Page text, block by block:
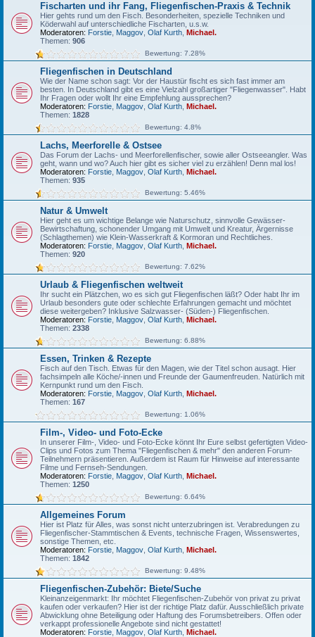
Fischarten und ihr Fang, Fliegenfischen-Praxis & Technik
Hier gehts rund um den Fisch. Besonderheiten, spezielle Techniken und
Köderwahl auf unterschiedliche Fischarten, u.s.w.
Moderatoren: Forstie Maggov Olaf Kurth
Michael.
Themen: 906
Bewertung: 7.28%
Fliegenfischen in Deutschland
Wie der Name schon sagt: Vor der Haustür fischt es sich fast immer am
besten. In Deutschland gibt es eine Vielzahl großartiger "Fliegenwasser". Habt
Ihr Fragen oder wollt Ihr eine Empfehlung aussprechen?
Moderatoren: Forstie Maggov Olaf Kurth
Michael.
Themen: 1828
Bewertung: 4.8%
Lachs, Meerforelle & Ostsee
Das Forum der Lachs- und Meerforellenfischer, sowie aller Ostseeangler. Was
geht, wann und wo? Auch hier gibt es sicher viel zu erzählen! Denn mal los!
Moderatoren: Forstie Maggov Olaf Kurth
Michael.
Themen: 935
Bewertung: 5.46%
Natur & Umwelt
Hier geht es um wichtige Belange wie Naturschutz, sinnvolle Gewässer-
Bewirtschaftung, schonender Umgang mit Umwelt und Kreatur, Ärgernisse
(Schlagthemen) wie Klein-Wasserkraft & Kormoran und Rechtliches.
Moderatoren: Forstie Maggov Olaf Kurth
Michael.
Themen: 920
Bewertung: 7.62%
Urlaub & Fliegenfischen weltweit
Ihr sucht ein Plätzchen, wo es sich gut Fliegenfischen läßt? Oder habt Ihr im
Urlaub besonders gute oder schlechte Erfahrungen gemacht und möchtet
diese weitergeben? Inklusive Salzwasser- (Süden-) Fliegenfischen.
Moderatoren: Forstie Maggov Olaf Kurth
Michael.
Themen: 2338
Bewertung: 6.88%
Essen, Trinken & Rezepte
Fisch auf den Tisch. Etwas für den Magen, wie der Titel schon ausagt. Hier
fachsimpeln alle Köche/-innen und Freunde der Gaumenfreuden. Natürlich mit
Kernpunkt rund um den Fisch.
Moderatoren: Forstie Maggov Olaf Kurth
Michael.
Themen: 167
Bewertung: 1.06%
Film-, Video- und Foto-Ecke
In unserer Film-, Video- und Foto-Ecke könnt Ihr Eure selbst gefertigten Video-
Clips und Fotos zum Thema "Fliegenfischen & mehr" den anderen Forum-
Teilnehmern präsentieren. Außerdem ist Raum für Hinweise auf interessante
Filme und Fernseh-Sendungen.
Moderatoren: Forstie Maggov Olaf Kurth
Michael.
Themen: 1250
Bewertung: 6.64%
Allgemeines Forum
Hier ist Platz für Alles, was sonst nicht unterzubringen ist. Verabredungen zu
Fliegenfischer-Stammtischen & Events, technische Fragen, Wissenswertes,
sonstige Themen, etc.
Moderatoren: Forstie Maggov Olaf Kurth
Michael.
Themen: 1842
Bewertung: 9.48%
Fliegenfischen-Zubehör: Biete/Suche
Kleinanzeigenmarkt: Ihr möchtet Fliegenfischen-Zubehör von privat zu privat
kaufen oder verkaufen? Hier ist der richtige Platz dafür. Ausschließlich private
Abwicklung ohne Beteiligung oder Haftung des Forumsbetreibers. Offen oder
verkappt professionelle Angebote sind nicht gestattet!
Moderatoren: Forstie Maggov Olaf Kurth
Michael.